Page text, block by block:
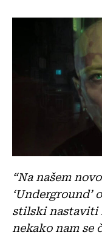
“Na našem
‘Underground’
stilski nastaviti
nekako nam se